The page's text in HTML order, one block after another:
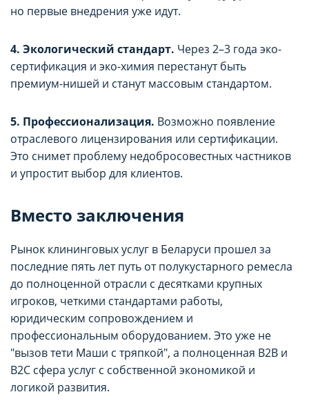
но первые внедрения уже идут.
4. Экологический стандарт. Через 2–3 года эко-
сертификация и эко-химия перестанут быть
премиум-нишей и станут массовым стандартом.
5. Профессионализация. Возможно появление
отраслевого лицензирования или сертификации.
Это снимет проблему недобросовестных частников
и упростит выбор для клиентов.
Вместо заключения
Рынок клининговых услуг в Беларуси прошел за
последние пять лет путь от полукустарного ремесла
до полноценной отрасли с десятками крупных
игроков, четкими стандартами работы,
юридическим сопровождением и
профессиональным оборудованием. Это уже не
"вызов тети Маши с тряпкой", а полноценная B2B и
B2C сфера услуг с собственной экономикой и
логикой развития.